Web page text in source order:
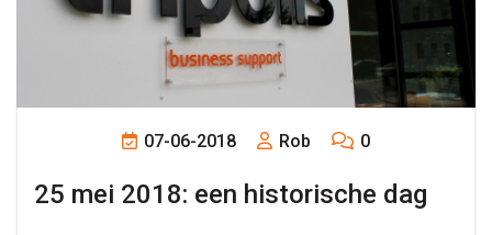
07-06-2018 Rob 0
25 mei 2018: een historische dag